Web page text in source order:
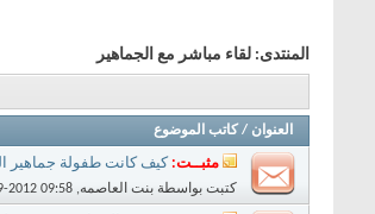
المنتدى: لقاء مباشر مع الجماهير
العنوان / كاتب الموضوع
مثبــت: كيف كانت طفولة جماهير
كتبت بواسطة بنت العاصمه‏, 05-09-2012 09:58 AM